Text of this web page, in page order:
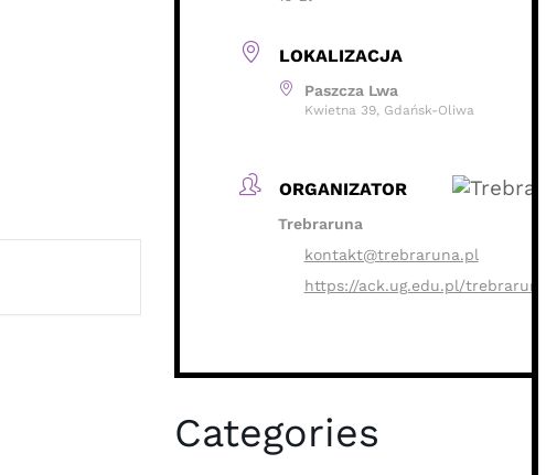
LOKALIZACJA
Paszcza Lwa
Kwietna 39, Gdańsk-Oliwa
ORGANIZATOR
Trebraruna
kontakt@trebraruna.pl
https://ack.ug.edu.pl/
Categories